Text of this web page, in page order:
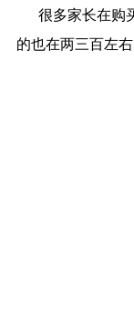
很多家长在购
的也在两三百左右